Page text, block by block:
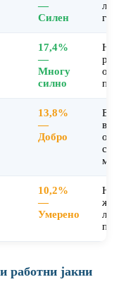
—
Силен
17,4%
—
Многу
силно
13,8%
—
Добро
10,2%
—
Умерено
работни јакни